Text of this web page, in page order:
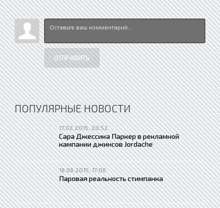
ОТПРАВИТЬ
ПОПУЛЯРНЫЕ НОВОСТИ
17.02.2015, 20:52
Сара Джессика Паркер в рекламной
кампании джинсов Jordache
18.06.2015, 17:06
Паровая реальность стимпанка